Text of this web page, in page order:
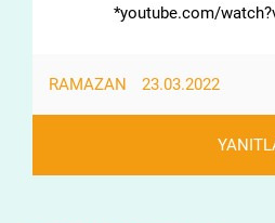
*youtube.com/
RAMAZAN 23.03.2022